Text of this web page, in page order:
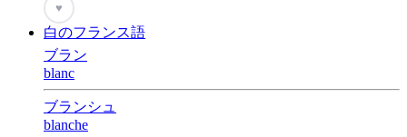
♥
白のフランス語
ブラン
blanc
ブランシュ
blanche